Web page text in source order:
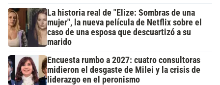
La historia real de "Elize: Sombras de una
mujer", la nueva película de Netflix sobre el
caso de una esposa que descuartizó a su
marido
Encuesta rumbo a 2027: cuatro consultoras
midieron el desgaste de Milei y la crisis de
liderazgo en el peronismo